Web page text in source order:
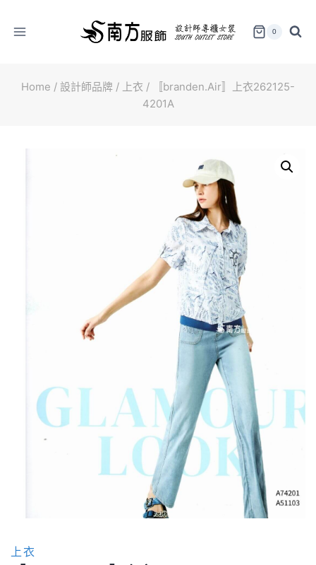
0
Home / 設計師品牌 / 上衣 /
〚branden.Air〛上衣262125-
4201A
上衣